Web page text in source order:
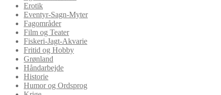
Erotik
Eventyr-Sagn-Myter
Fagområder
Film og Teater
Fiskeri-Jagt-Akvarie
Fritid og Hobby
Grønland
Håndarbejde
Historie
Humor og Ordsprog